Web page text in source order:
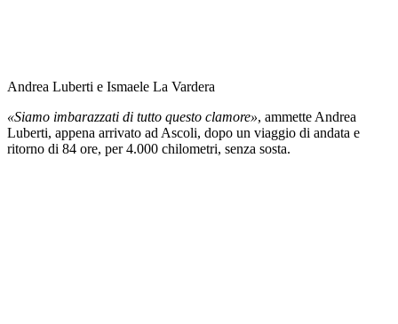
Andrea Luberti e Ismaele La Vardera
«Siamo imbarazzati di tutto questo clamore», ammette Andrea
Luberti, appena arrivato ad Ascoli, dopo un viaggio di andata e
ritorno di 84 ore, per 4.000 chilometri, senza sosta.